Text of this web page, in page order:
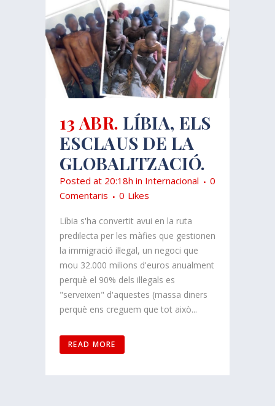
13 ABR. LÍBIA, ELS
ESCLAUS DE LA
GLOBALITZACIÓ.
Posted at 20:18h in Internacional
0
Comentaris
0 Likes
Líbia s'ha convertit avui en la ruta
predilecta per les màfies que gestionen
la immigració il·legal, un negoci que
mou 32.000 milions d'euros anualment
perquè el 90% dels il·legals es
"serveixen" d'aquestes (massa diners
perquè ens creguem que tot això...
READ MORE